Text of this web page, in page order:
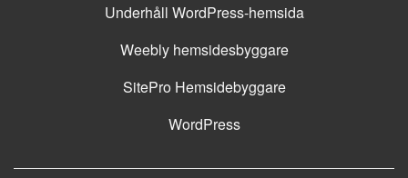
Underhåll WordPress-hemsida
Weebly hemsidesbyggare
SitePro Hemsidebyggare
WordPress